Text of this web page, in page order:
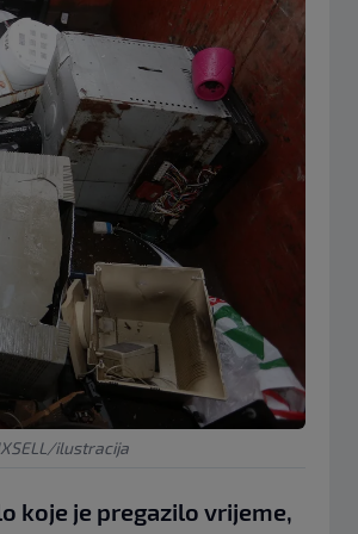
ilustracija
koje je pregazilo vrijeme,